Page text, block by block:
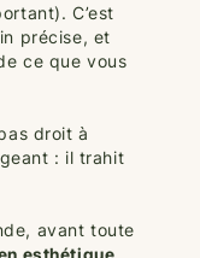
C’est
précise, et
ce que vous
droit à
: il trahit
avant toute
esthétique